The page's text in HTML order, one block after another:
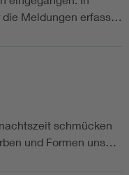
die Meldungen erfass…
schmücken
und Formen uns…